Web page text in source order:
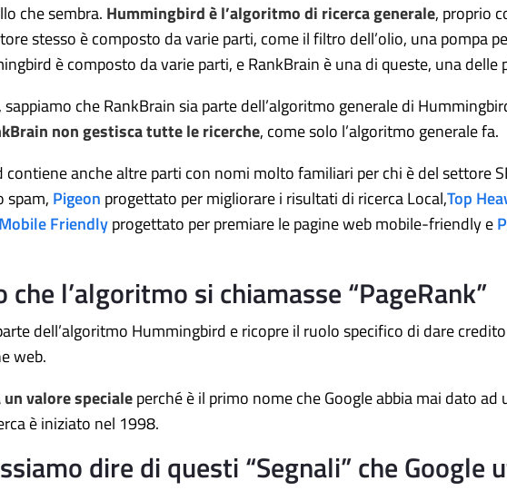
che sembra. Hummingbird è l’algoritmo di ricerca generale, proprio
stesso è composto da varie parti, come il filtro dell’olio, una pompa
è composto da varie parti, e RankBrain è una di queste, una delle
che RankBrain sia parte dell’algoritmo generale di
non gestisca tutte le ricerche, come solo l’algoritmo generale fa.
anche altre parti con nomi molto familiari per chi è del settore
spam, Pigeon progettato per migliorare i risultati di ricerca Local,Top
Mobile Friendlyprogettato per premiare le pagine web mobile-friendly e
che l’algoritmo si chiamasse “PageRank”
dell’algoritmo Hummingbird e ricopre il ruolo specifico di dare
web.
un valore specialeperché è il primo nome che Google abbia mai dato
è iniziato nel 1998.
dire di questi “Segnali” che Google